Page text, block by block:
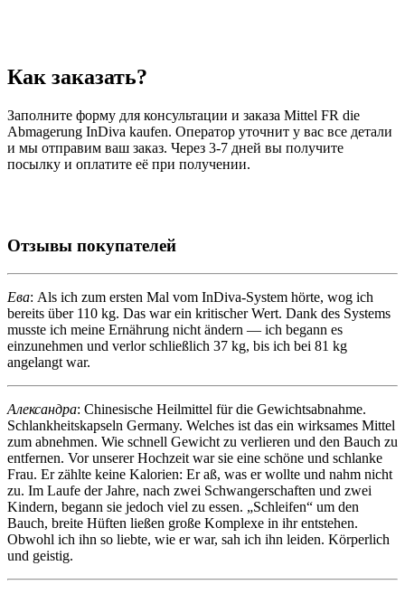
Как заказать?
Заполните форму для консультации и заказа Mittel FR die
Abmagerung InDiva kaufen. Оператор уточнит у вас все детали
и мы отправим ваш заказ. Через 3-7 дней вы получите
посылку и оплатите её при получении.
Отзывы покупателей
Ева: Als ich zum ersten Mal vom InDiva‑System hörte, wog ich
bereits über 110 kg. Das war ein kritischer Wert. Dank des Systems
musste ich meine Ernährung nicht ändern — ich begann es
einzunehmen und verlor schließlich 37 kg, bis ich bei 81 kg
angelangt war.
Александра: Chinesische Heilmittel für die Gewichtsabnahme.
Schlankheitskapseln Germany. Welches ist das ein wirksames Mittel
zum abnehmen. Wie schnell Gewicht zu verlieren und den Bauch zu
entfernen. Vor unserer Hochzeit war sie eine schöne und schlanke
Frau. Er zählte keine Kalorien: Er aß, was er wollte und nahm nicht
zu. Im Laufe der Jahre, nach zwei Schwangerschaften und zwei
Kindern, begann sie jedoch viel zu essen. „Schleifen“ um den
Bauch, breite Hüften ließen große Komplexe in ihr entstehen.
Obwohl ich ihn so liebte, wie er war, sah ich ihn leiden. Körperlich
und geistig.